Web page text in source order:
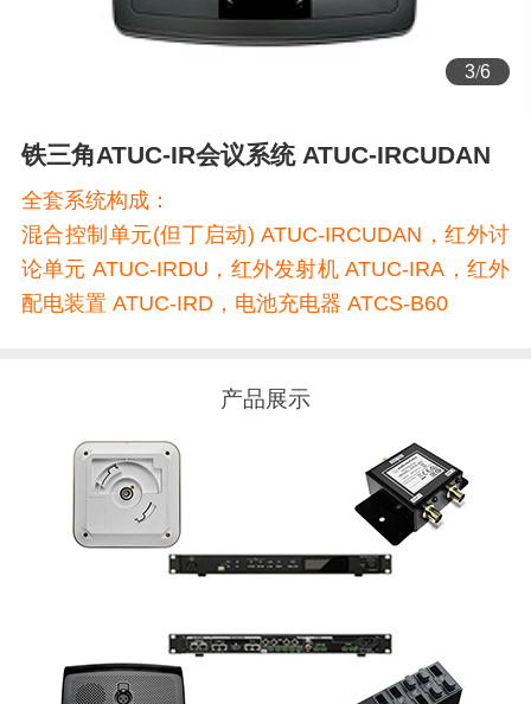
3/6
铁三角ATUC-IR会议系统 ATUC-IRCUDAN
全套系统构成：
混合控制单元(但丁启动) ATUC-IRCUDAN，红外讨
论单元 ATUC-IRDU，红外发射机 ATUC-IRA，红外
配电装置 ATUC-IRD，电池充电器 ATCS-B60
产品展示